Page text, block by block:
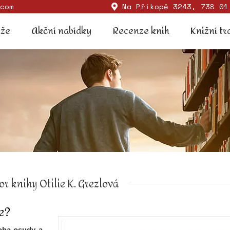
Na Příkopě 3243, 738
Akční nabídky Recenze knih Knižní
knihy Otilie K. Grezlová
Akční nabídky Recenze knih